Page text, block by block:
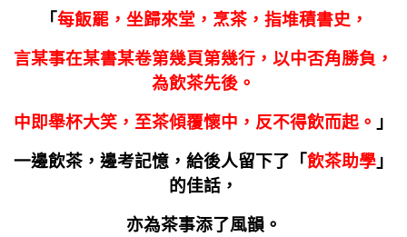
「每飯罷，坐歸來堂，烹茶，指堆積書史，
言某事在某書某卷第幾頁第幾行，以中否角勝負，
為飲茶先後。
中即舉杯大笑，至茶傾覆懷中，反不得飲而起。 」
一邊飲茶，邊考記憶，給後人留下了「飲茶助學 」
的佳話，
亦為茶事添了風韻。